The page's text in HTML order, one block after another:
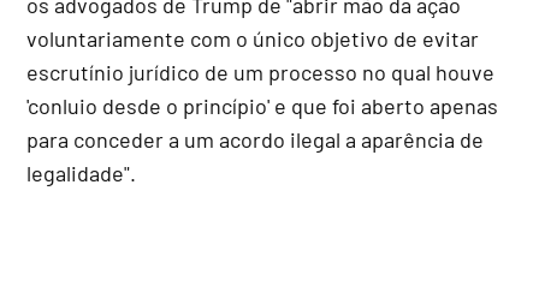
voluntariamente com o único objetivo de evitar
escrutínio jurídico de um processo no qual houve
'conluio desde o princípio' e que foi aberto apenas
para conceder a um acordo ilegal a aparência de
legalidade".